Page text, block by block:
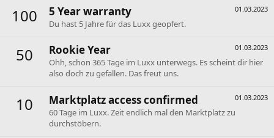
100 01.03.2023
5 Year warranty
Du hast 5 Jahre für das Luxx geopfert.
50 01.03.2023
Rookie Year
Ohh, schon 365 Tage im Luxx unterwegs. Es scheint dir hier
also doch zu gefallen. Das freut uns.
10 01.03.2023
Marktplatz access confirmed
60 Tage im Luxx. Zeit endlich mal den Marktplatz zu
durchstöbern.